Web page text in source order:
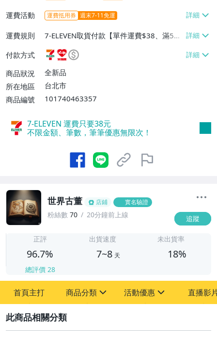
運費活動 運費抵用券 週末7-11免運
運費規則
7-ELEVEN取貨付款【單件運費$38、滿5件
或消費滿$1298免運費】、7-ELEVEN取貨
不付款【免運費】、萊爾富取貨付款【單件
運費$60、滿5件或消費滿$1298免運
費】、宅配/貨運【單件運費$120、滿5件
付款方式
商品狀況
全新品
所在地區
台北市
商品編號
101740463357
7-ELEVEN 運費只要38元
不限金額、筆數，筆筆優惠無限次！
世界古董 店鋪 實名驗證
粉絲數 70 20分鐘前上線 追蹤
正評
96.7%
總評價 28
出貨速度
7~8 天
未出貨率
18%
首頁主打 商品分類
其它
活動優惠
[全店] 粉絲專享
直播影